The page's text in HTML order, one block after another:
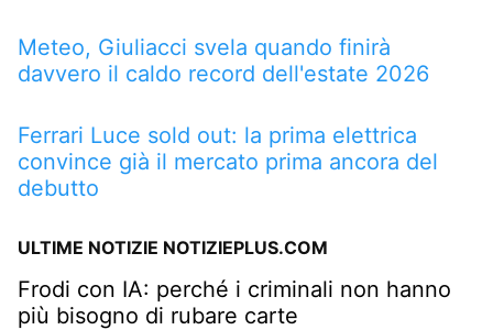
Meteo, Giuliacci svela quando finirà
davvero il caldo record dell'estate 2026
Ferrari Luce sold out: la prima elettrica
convince già il mercato prima ancora del
debutto
ULTIME NOTIZIE NOTIZIEPLUS.COM
Frodi con IA: perché i criminali non hanno
più bisogno di rubare carte